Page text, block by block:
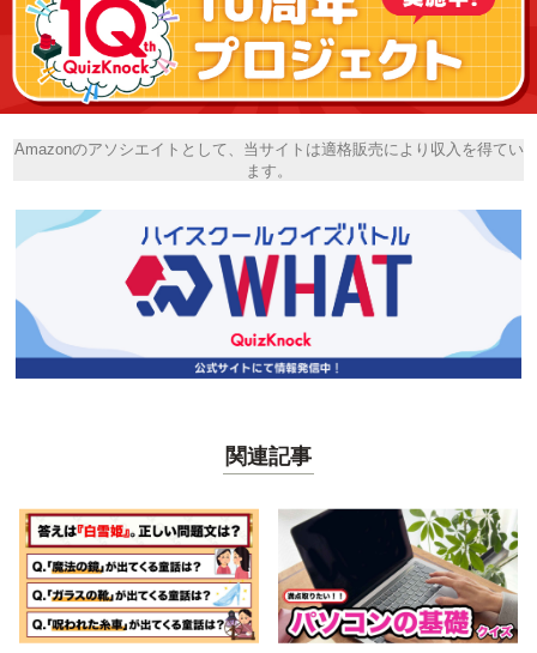
Amazonのアソシエイトとして、当サイトは適格販売により収入を得てい
ます。
関連記事